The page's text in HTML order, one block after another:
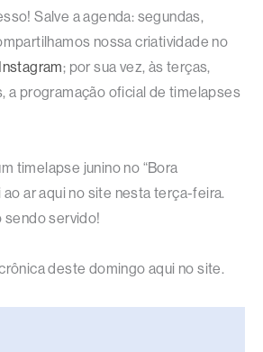
Salve a agenda: segundas,
nossa criatividade no
Instagram; por sua vez, às terças,
a programação oficial de timelapses
timelapse junino no “Bora
ao ar aqui no site nesta terça-feira.
sendo servido!
deste domingo aqui no site.